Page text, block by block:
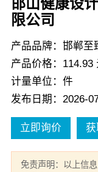
邯山健康设
限公司
产品价格：114.93
计量单位：件
发布日期：2026-
立即询价 获
免责声明：以上信